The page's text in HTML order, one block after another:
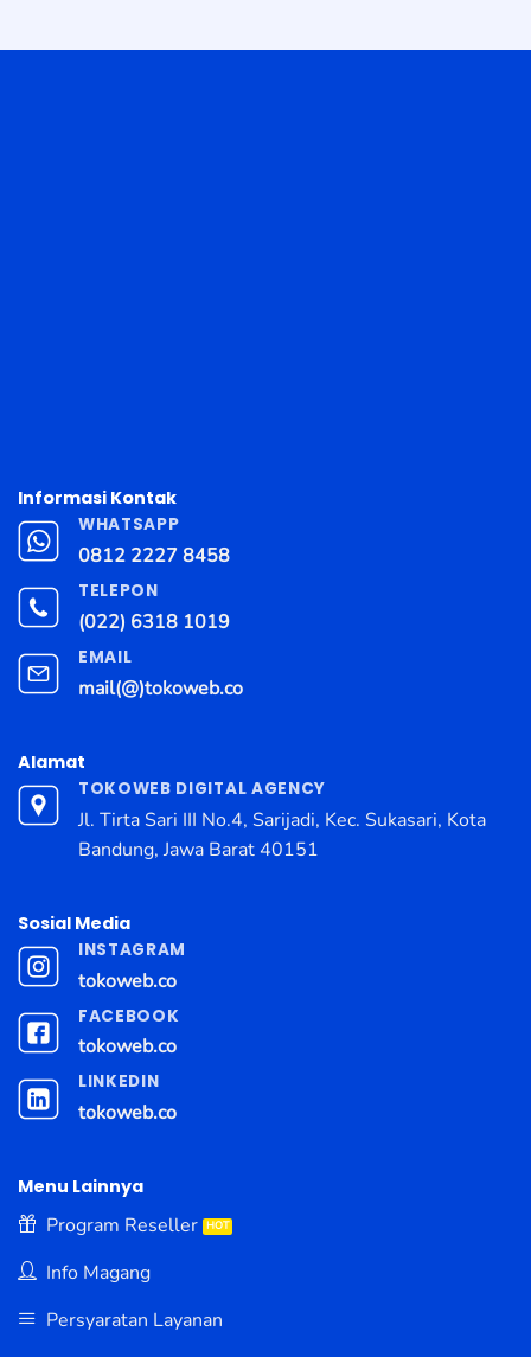
Informasi Kontak
WHATSAPP
0812 2227 8458
TELEPON
(022) 6318 1019
EMAIL
mail(@)tokoweb.co
Alamat
TOKOWEB DIGITAL AGENCY
Jl. Tirta Sari III No.4, Sarijadi, Kec. Sukasari, Kota
Bandung, Jawa Barat 40151
Sosial Media
INSTAGRAM
tokoweb.co
FACEBOOK
tokoweb.co
LINKEDIN
tokoweb.co
Menu Lainnya
Program Reseller
Info Magang
Persyaratan Layanan